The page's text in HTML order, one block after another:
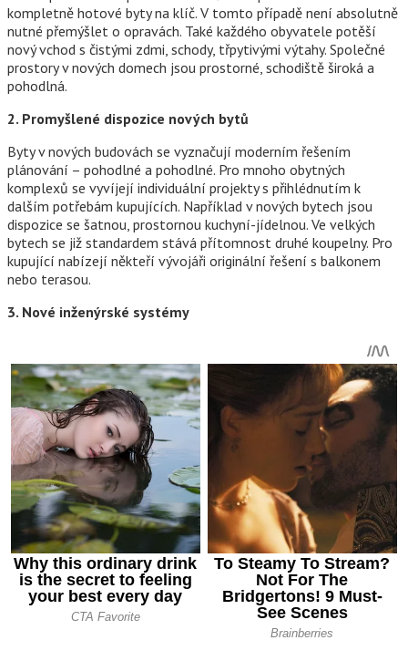
kompletně hotové byty na klíč. V tomto případě není absolutně
nutné přemýšlet o opravách. Také každého obyvatele potěší
nový vchod s čistými zdmi, schody, třpytivými výtahy. Společné
prostory v nových domech jsou prostorné, schodiště široká a
pohodlná.
2. Promyšlené dispozice nových bytů
Byty v nových budovách se vyznačují moderním řešením
plánování – pohodlné a pohodlné. Pro mnoho obytných
komplexů se vyvíjejí individuální projekty s přihlédnutím k
dalším potřebám kupujících. Například v nových bytech jsou
dispozice se šatnou, prostornou kuchyní-jídelnou. Ve velkých
bytech se již standardem stává přítomnost druhé koupelny. Pro
kupující nabízejí někteří vývojáři originální řešení s balkonem
nebo terasou.
3. Nové inženýrské systémy